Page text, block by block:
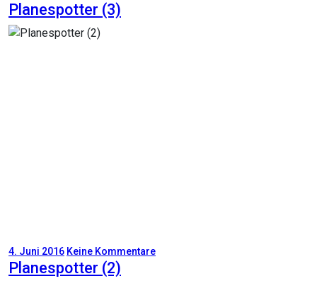
Planespotter (3)
4. Juni 2016 Keine Kommentare
Planespotter (2)